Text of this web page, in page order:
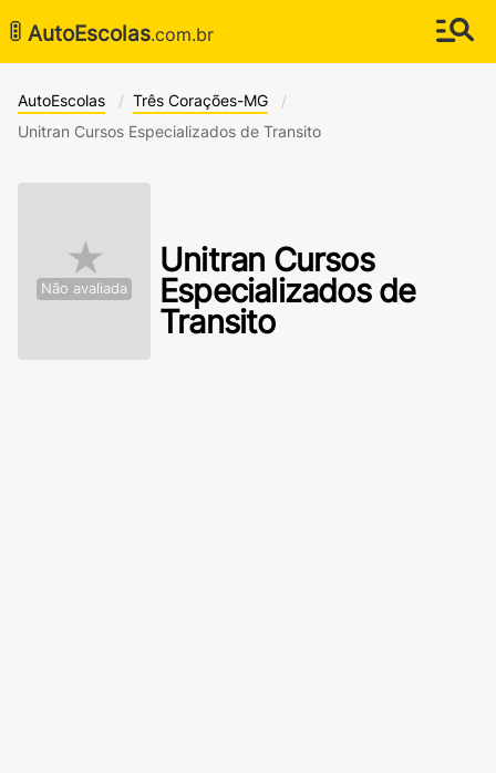
🚦 AutoEscolas.com.br
AutoEscolas
Três Corações-MG
Unitran Cursos Especializados de Transito
★
Não avaliada
Unitran Cursos
Especializados de
Transito